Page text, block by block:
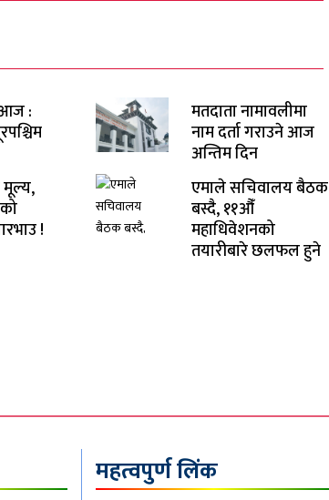
: मतदाता नामावलीमा
नाम दर्ता गराउने आज
अन्तिम दिन
!
एमाले सचिवालय बैठक
बस्दै, ११औँ
महाधिवेशनको
तयारीबारे छलफल हुने
महत्वपुर्ण लिंक